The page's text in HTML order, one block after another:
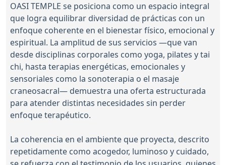
OASI TEMPLE se posiciona como un espacio integral
que logra equilibrar diversidad de prácticas con un
enfoque coherente en el bienestar físico, emocional y
espiritual. La amplitud de sus servicios —que van
desde disciplinas corporales como yoga, pilates y tai
chi, hasta terapias energéticas, emocionales y
sensoriales como la sonoterapia o el masaje
craneosacral— demuestra una oferta estructurada
para atender distintas necesidades sin perder
enfoque terapéutico.
La coherencia en el ambiente que proyecta, descrito
repetidamente como acogedor, luminoso y cuidado,